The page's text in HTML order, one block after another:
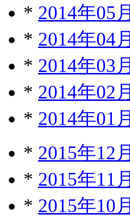
* 2014年05月
* 2014年04月
* 2014年03月
* 2014年02月
* 2014年01月
* 2015年12月
* 2015年11月
* 2015年10月